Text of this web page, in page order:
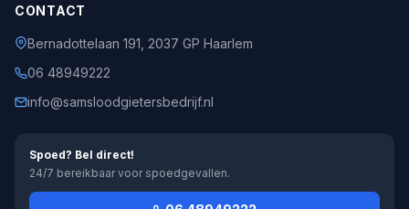
CONTACT
Bernadottelaan 191, 2037 GP Haarlem
06 48949222
info@samsloodgietersbedrijf.nl
Spoed? Bel direct!
24/7 bereikbaar voor spoedgevallen.